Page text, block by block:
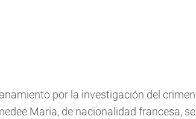
por la investigación del crimen
Maria, de nacionalidad francesa, se